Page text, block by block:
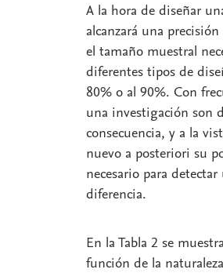
A la hora de diseñar
alcanzará una
el tamaño muestral
diferentes tipos de
80% o al 90%. Con
una investigación son
consecuencia, y a la
nuevo a posteriori su
necesario para
diferencia.
En la Tabla 2 se
función de la